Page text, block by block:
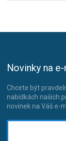
Novinky na
Chcete být
nabídkách našich
novinek na Váš e-